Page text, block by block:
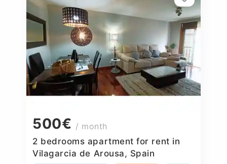
500€ / month
2 bedrooms apartment for rent in
Vilagarcia de Arousa, Spain